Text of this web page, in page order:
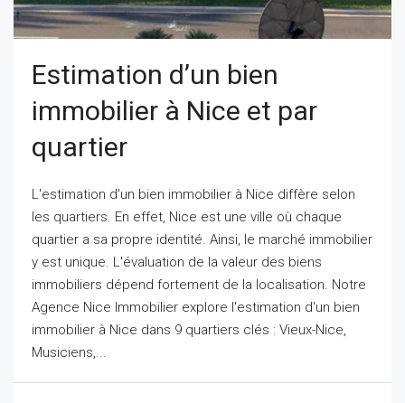
Estimation d’un bien
immobilier à Nice et par
quartier
L'estimation d'un bien immobilier à Nice diffère selon
les quartiers. En effet, Nice est une ville où chaque
quartier a sa propre identité. Ainsi, le marché immobilier
y est unique. L'évaluation de la valeur des biens
immobiliers dépend fortement de la localisation. Notre
Agence Nice Immobilier explore l'estimation d'un bien
immobilier à Nice dans 9 quartiers clés : Vieux-Nice,
Musiciens,...